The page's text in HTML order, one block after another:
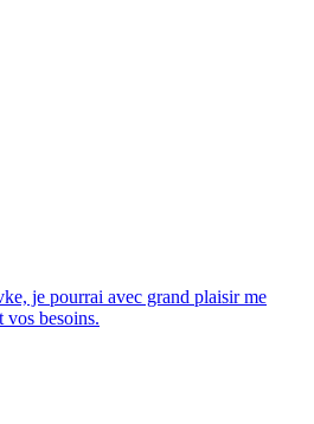
je pourrai avec grand plaisir me
vos besoins.